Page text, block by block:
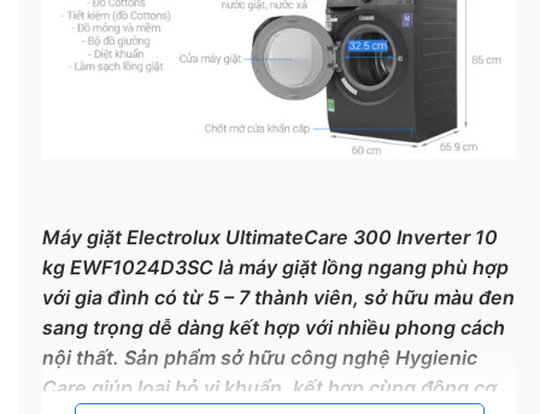
Máy giặt Electrolux UltimateCare 300 Inverter 10
kg EWF1024D3SC là máy giặt lồng ngang phù hợp
với gia đình có từ 5 – 7 thành viên, sở hữu màu đen
sang trọng dễ dàng kết hợp với nhiều phong cách
nội thất. Sản phẩm sở hữu công nghệ Hygienic
Care giúp loại bỏ vi khuẩn, kết hợp cùng động cơ